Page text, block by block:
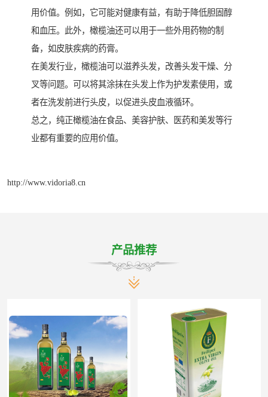
用价值。例如，它可能对健康有益，有助于降低胆固醇
和血压。此外，橄榄油还可以用于一些外用药物的制
备，如皮肤疾病的药膏。
在美发行业，橄榄油可以滋养头发，改善头发干燥、分
叉等问题。可以将其涂抹在头发上作为护发素使用，或
者在洗发前进行头皮，以促进头皮血液循环。
总之，纯正橄榄油在食品、美容护肤、医药和美发等行
业都有重要的应用价值。
http://www.vidoria8.cn
产品推荐